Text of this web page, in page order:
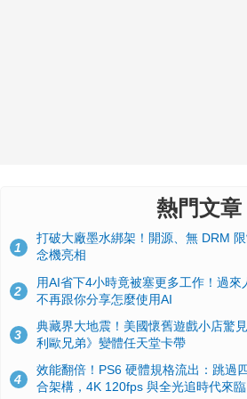
熱門文章
1
打破大廠墨水綁架！開源、無 DRM
念機亮相
2
用AI省下4小時竟被塞更多工作！過
不再跟你分享怎麼使用AI
3
典藏界大地震！美國懷舊遊戲小店驚
利歐兄弟》變體任天堂卡帶
4
效能翻倍！PS6 硬體規格流出：跳過
合架構，4K 120fps 與全光追時代來臨